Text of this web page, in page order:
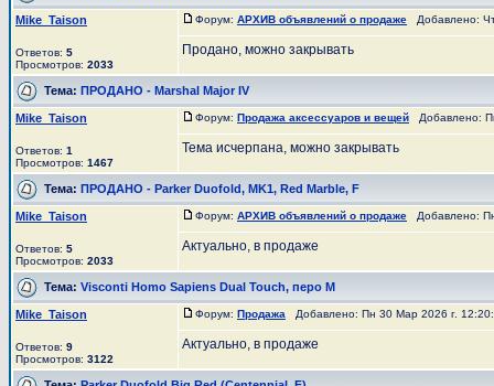
Mike_Taison
Ответов: 5
Просмотров: 2033
Форум: АРХИВ объявлений о продаже Добавлено:
Продано, можно закрывать
Тема: ПРОДАНО - Marshal Major IV
Mike_Taison
Ответов: 1
Просмотров: 1467
Форум: Продажа аксессуаров и вещей Добавлено:
Тема исчерпана, можно закрывать
Тема: ПРОДАНО - Parker Duofold, MK1, Red Marble, F
Mike_Taison
Ответов: 5
Просмотров: 2033
Форум: АРХИВ объявлений о продаже Добавлено:
Актуально, в продаже
Тема: Visconti Homo Sapiens Dual Touch, перо М
Mike_Taison
Ответов: 9
Просмотров: 3122
Форум: Продажа Добавлено: Пн 30 Мар 2026 г.
Актуально, в продаже